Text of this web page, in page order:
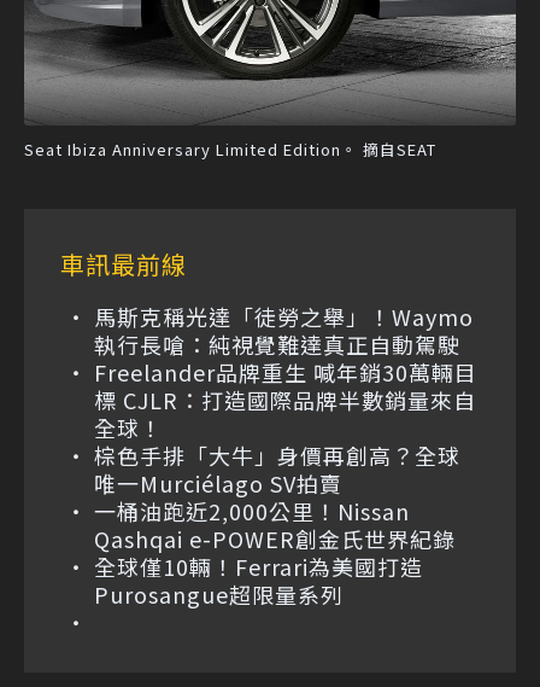
Seat Ibiza Anniversary Limited Edition。 摘自SEAT
車訊最前線
馬斯克稱光達「徒勞之舉」！Waymo
執行長嗆：純視覺難達真正自動駕駛
Freelander品牌重生 喊年銷30萬輛目
標 CJLR：打造國際品牌半數銷量來自
全球！
棕色手排「大牛」身價再創高？全球
唯一Murciélago SV拍賣
一桶油跑近2,000公里！Nissan
Qashqai e-POWER創金氏世界紀錄
全球僅10輛！Ferrari為美國打造
Purosangue超限量系列